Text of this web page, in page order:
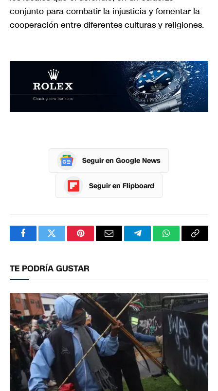
conjunto para combatir la injusticia y fomentar la
cooperación entre diferentes culturas y religiones.
Seguir en Google News
Seguir en Flipboard
FacebookTwitterPinterestCorreoTelegramWhatsApp
TE PODRÍA GUSTAR